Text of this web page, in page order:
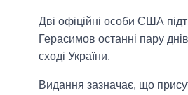
Дві офіційні особи США
Герасимов останні пару
сході України.
Видання зазначає, що